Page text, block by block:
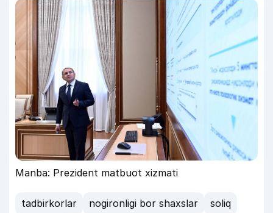
Manba: Prezident matbuot xizmati
tadbirkorlar nogironligi bor shaxslar
soliq